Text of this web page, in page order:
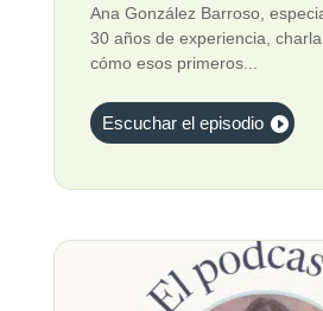
Ana González Barroso,
30 años de experiencia,
cómo esos primeros...
Escuchar el episodio